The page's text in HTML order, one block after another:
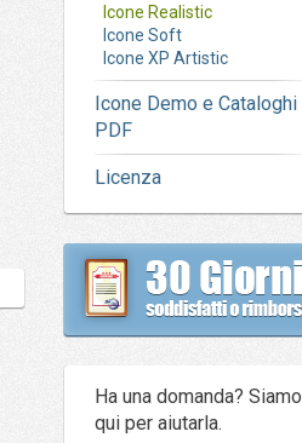
Icone Realistic
Icone Soft
Icone XP Artistic
Icone Demo e Cataloghi
PDF
Licenza
Ha una domanda? Siamo
qui per aiutarla.